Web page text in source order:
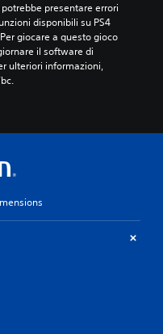
presentare errori
disponibili su PS4
giocare a questo gioco
il software di
ulteriori informazioni,